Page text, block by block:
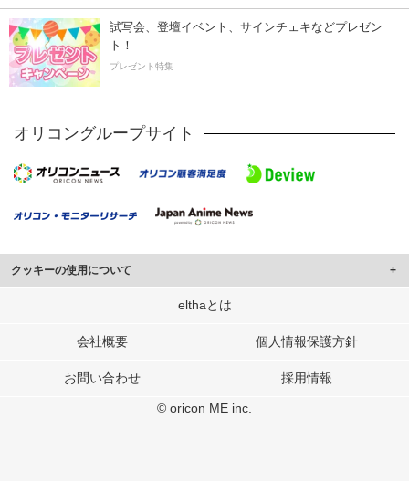
試写会、登壇イベント、サインチェキなどプレゼン
ト！
プレゼント特集
オリコングループサイト
クッキーの使用について
このサイトでは Cookie を使用して、ユーザーに合わせたコンテンツや広告の
行っています。
メディアや広告配信、データ解析の各パートナーに提供しています。
elthaとは
会社概要 個人情報保護方針
お問い合わせ 採用情報
© oricon ME inc.